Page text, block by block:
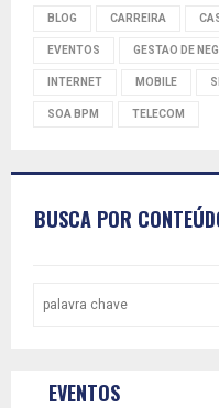
BLOG CARREIRA
EVENTOS GESTAO DE
INTERNET MOBILE
SOA BPM TELECOM
BUSCA POR
EVENTOS